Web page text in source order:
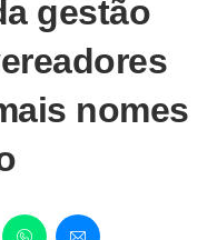
gestão
nomes